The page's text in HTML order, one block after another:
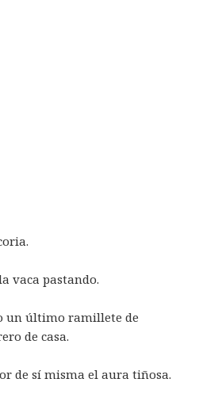
vaca pastando.
un último ramillete de
de casa.
de sí misma el aura tiñosa.